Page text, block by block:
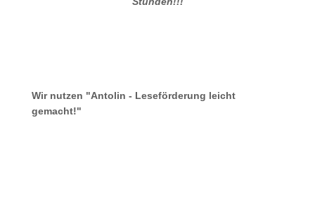
Wir nutzen "Antolin - Leseförderung leicht
gemacht!"